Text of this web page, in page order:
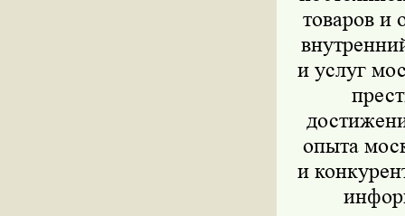
товаров и
и услуг
опыта
и